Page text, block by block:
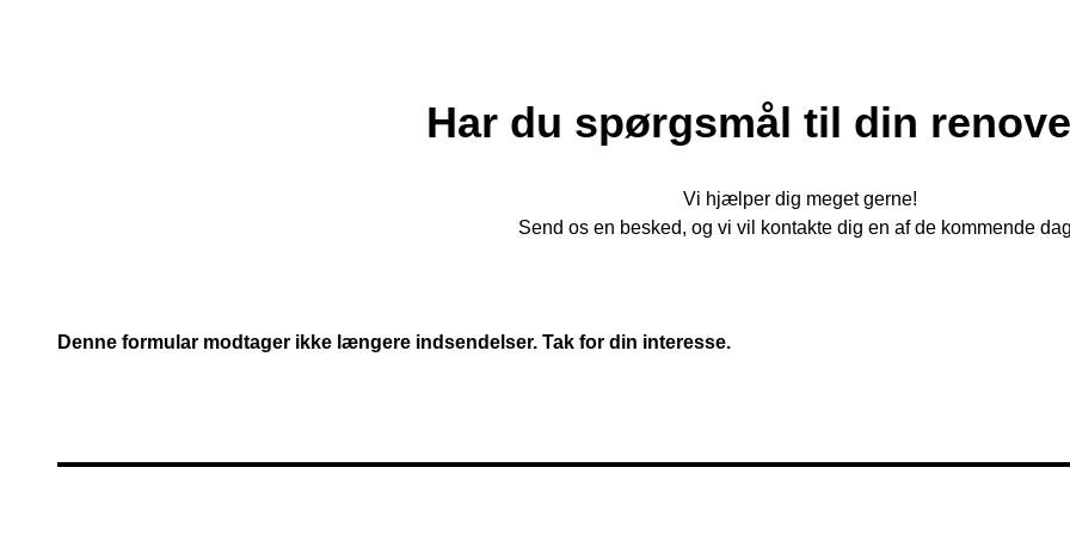
Har du spørgsmål til din
Vi hjælper dig meget gerne!
Send os en besked, og vi vil kontakte dig en af de kommende
Denne formular modtager ikke længere indsendelser. Tak for din interesse.